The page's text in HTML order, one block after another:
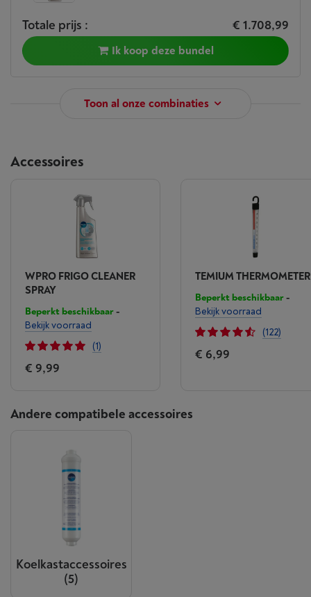
Totale prijs : € 1.708,99
Ik koop deze bundel
Toon al onze combinaties
Accessoires
WPRO FRIGO CLEANER
SPRAY
Beperkt beschikbaar-
Bekijk voorraad
(1)
€ 9,99
TEMIUM THERMOMETER
Beperkt beschikbaar-
Bekijk voorraad
(122)
€ 6,99
Andere compatibele accessoires
Koelkastaccessoires
(5)